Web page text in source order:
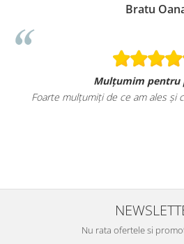
Loredana
Sunt mai mult decat
tricourilor sunt
Nu rata ofertele si